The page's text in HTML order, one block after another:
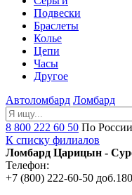
Подвески
Браслеты
Колье
Цепи
Часы
Другое
Автоломбард Ломбард
8 800 222 60 50 По
К списку филиалов
Ломбард Царицын -
Телефон:
+7 (800) 222-60-50 доб.180